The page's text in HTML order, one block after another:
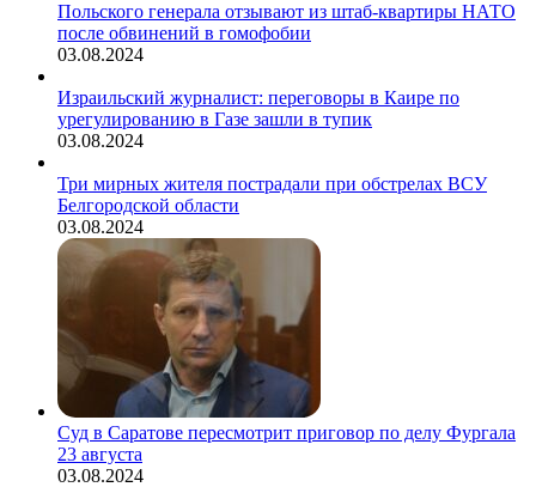
Польского генерала отзывают из штаб-квартиры НАТО
после обвинений в гомофобии
03.08.2024
Израильский журналист: переговоры в Каире по
урегулированию в Газе зашли в тупик
03.08.2024
Три мирных жителя пострадали при обстрелах ВСУ
Белгородской области
03.08.2024
Суд в Саратове пересмотрит приговор по делу Фургала
23 августа
03.08.2024